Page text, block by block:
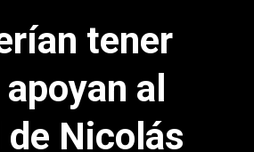
tener
al
Nicolás